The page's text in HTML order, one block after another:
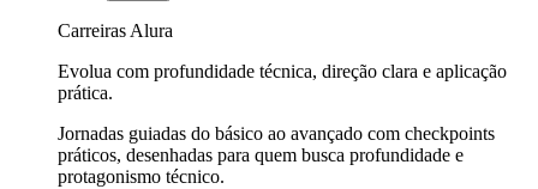
Carreiras Alura
Evolua com profundidade técnica, direção clara e aplicação
prática.
Jornadas guiadas do básico ao avançado com checkpoints
práticos, desenhadas para quem busca profundidade e
protagonismo técnico.